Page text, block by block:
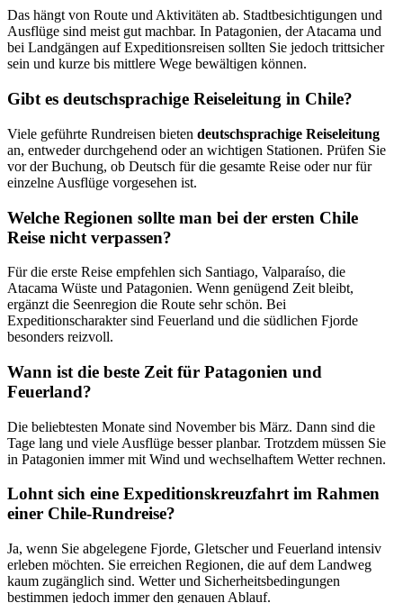
Das hängt von Route und Aktivitäten ab. Stadtbesichtigungen und
Ausflüge sind meist gut machbar. In Patagonien, der Atacama und
bei Landgängen auf Expeditionsreisen sollten Sie jedoch trittsicher
sein und kurze bis mittlere Wege bewältigen können.
Gibt es deutschsprachige Reiseleitung in Chile?
Viele geführte Rundreisen bieten deutschsprachige Reiseleitung
an, entweder durchgehend oder an wichtigen Stationen. Prüfen Sie
vor der Buchung, ob Deutsch für die gesamte Reise oder nur für
einzelne Ausflüge vorgesehen ist.
Welche Regionen sollte man bei der ersten Chile
Reise nicht verpassen?
Für die erste Reise empfehlen sich Santiago, Valparaíso, die
Atacama Wüste und Patagonien. Wenn genügend Zeit bleibt,
ergänzt die Seenregion die Route sehr schön. Bei
Expeditionscharakter sind Feuerland und die südlichen Fjorde
besonders reizvoll.
Wann ist die beste Zeit für Patagonien und
Feuerland?
Die beliebtesten Monate sind November bis März. Dann sind die
Tage lang und viele Ausflüge besser planbar. Trotzdem müssen Sie
in Patagonien immer mit Wind und wechselhaftem Wetter rechnen.
Lohnt sich eine Expeditionskreuzfahrt im Rahmen
einer Chile-Rundreise?
Ja, wenn Sie abgelegene Fjorde, Gletscher und Feuerland intensiv
erleben möchten. Sie erreichen Regionen, die auf dem Landweg
kaum zugänglich sind. Wetter und Sicherheitsbedingungen
bestimmen jedoch immer den genauen Ablauf.